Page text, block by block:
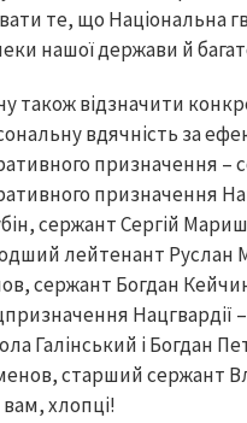
те, що Національна
нашої держави й
також відзначити
вдячність за
призначення –
призначення
сержант Сергій
лейтенант Руслан
сержант Богдан
Галінський і Богдан
старший сержант
вам, хлопці!